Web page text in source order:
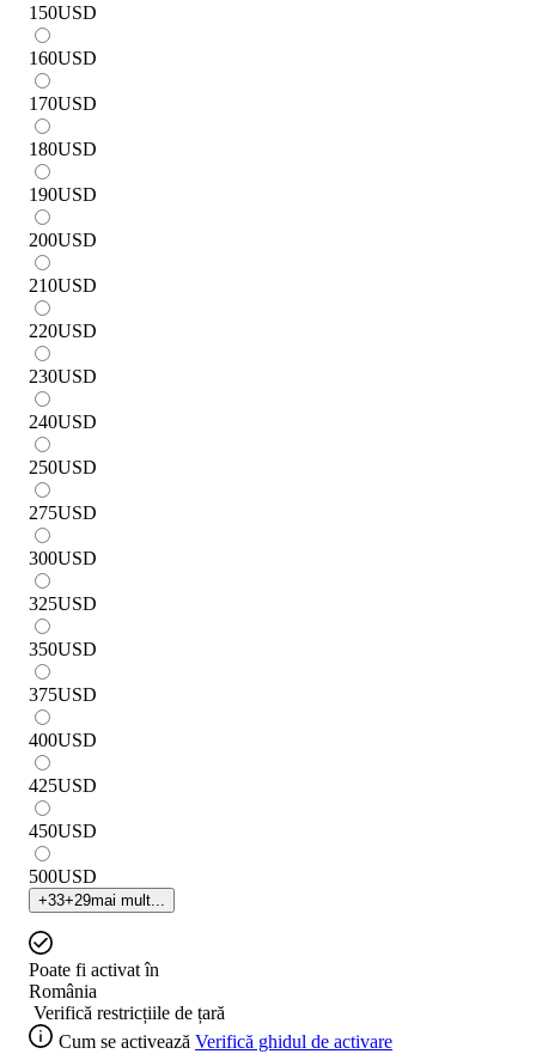
150USD
160USD
170USD
180USD
190USD
200USD
210USD
220USD
230USD
240USD
250USD
275USD
300USD
325USD
350USD
375USD
400USD
425USD
450USD
500USD
+33+29mai mult...
Poate fi activat în
România
Verifică restricțiile de țară
Cum se activează Verifică ghidul de activare